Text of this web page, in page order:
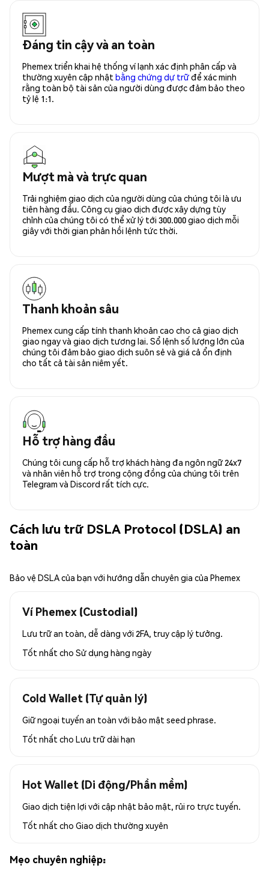
Đáng tin cậy và an toàn
Phemex triển khai hệ thống ví lạnh xác định phân cấp và
thường xuyên cập nhật bằng chứng dự trữđể xác minh
rằng toàn bộ tài sản của người dùng được đảm bảo theo
tỷ lệ 1:1.
Mượt mà và trực quan
Trải nghiệm giao dịch của người dùng của chúng tôi là ưu
tiên hàng đầu. Công cụ giao dịch được xây dựng tùy
chỉnh của chúng tôi có thể xử lý tới 300.000 giao dịch mỗi
giây với thời gian phản hồi lệnh tức thời.
Thanh khoản sâu
Phemex cung cấp tính thanh khoản cao cho cả giao dịch
giao ngay và giao dịch tương lai. Sổ lệnh số lượng lớn của
chúng tôi đảm bảo giao dịch suôn sẻ và giá cả ổn định
cho tất cả tài sản niêm yết.
Hỗ trợ hàng đầu
Chúng tôi cung cấp hỗ trợ khách hàng đa ngôn ngữ 24x7
và nhân viên hỗ trợ trong cộng đồng của chúng tôi trên
Telegram và Discord rất tích cực.
Cách lưu trữ DSLA Protocol (DSLA) an
toàn
Bảo vệ DSLA của bạn với hướng dẫn chuyên gia của Phemex
Ví Phemex (Custodial)
Lưu trữ an toàn, dễ dàng với 2FA, truy cập lý tưởng.
Tốt nhất cho Sử dụng hàng ngày
Cold Wallet (Tự quản lý)
Giữ ngoại tuyến an toàn với bảo mật seed phrase.
Tốt nhất cho Lưu trữ dài hạn
Hot Wallet (Di động/Phần mềm)
Giao dịch tiện lợi với cập nhật bảo mật, rủi ro trực tuyến.
Tốt nhất cho Giao dịch thường xuyên
Mẹo chuyên nghiệp: